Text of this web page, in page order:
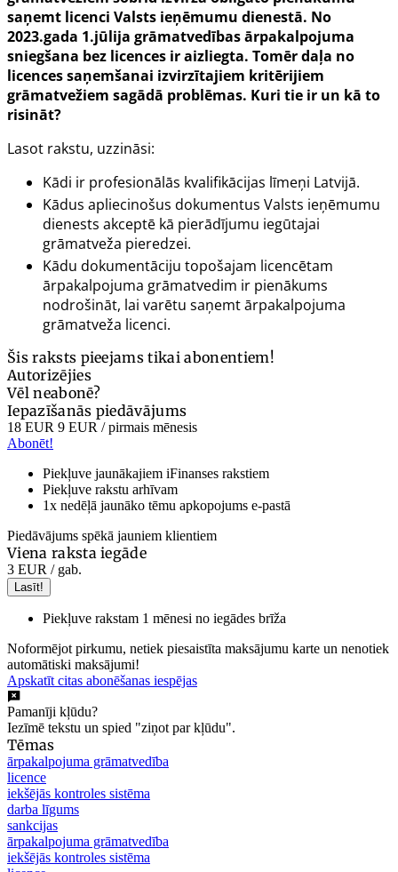
saņemt licenci Valsts ieņēmumu dienestā. No
2023.gada 1.jūlija grāmatvedības ārpakalpojuma
sniegšana bez licences ir aizliegta. Tomēr daļa no
licences saņemšanai izvirzītajiem kritērijiem
grāmatvežiem sagādā problēmas. Kuri tie ir un kā to
risināt?
Lasot rakstu, uzzināsi:
Kādi ir profesionālās kvalifikācijas līmeņi Latvijā.
Kādus apliecinošus dokumentus Valsts ieņēmumu
dienests akceptē kā pierādījumu iegūtajai
grāmatveža pieredzei.
Kādu dokumentāciju topošajam licencētam
ārpakalpojuma grāmatvedim ir pienākums
nodrošināt, lai varētu saņemt ārpakalpojuma
grāmatveža licenci.
Šis raksts pieejams tikai abonentiem!
Autorizējies
Vēl neabonē?
Iepazīšanās piedāvājums
18 EUR 9 EUR / pirmais mēnesis
Abonēt!
Piekļuve jaunākajiem iFinanses rakstiem
Piekļuve rakstu arhīvam
1x nedēļā jaunāko tēmu apkopojums e-pastā
Piedāvājums spēkā jauniem klientiem
Viena raksta iegāde
3 EUR / gab.
Lasīt!
Piekļuve rakstam 1 mēnesi no iegādes brīža
Noformējot pirkumu, netiek piesaistīta maksājumu karte un nenotiek
automātiski maksājumi!
Apskatīt citas abonēšanas iespējas
Pamanīji kļūdu?
Iezīmē tekstu un spied "ziņot par kļūdu".
Tēmas
ārpakalpojuma grāmatvedība
licence
iekšējās kontroles sistēma
darba līgums
sankcijas
ārpakalpojuma grāmatvedība
iekšējās kontroles sistēma